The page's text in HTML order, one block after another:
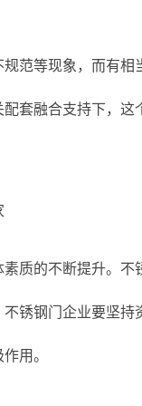
范等现象，而有相
套融合支持下，
质的不断提升。
锈钢门企业要坚
用。